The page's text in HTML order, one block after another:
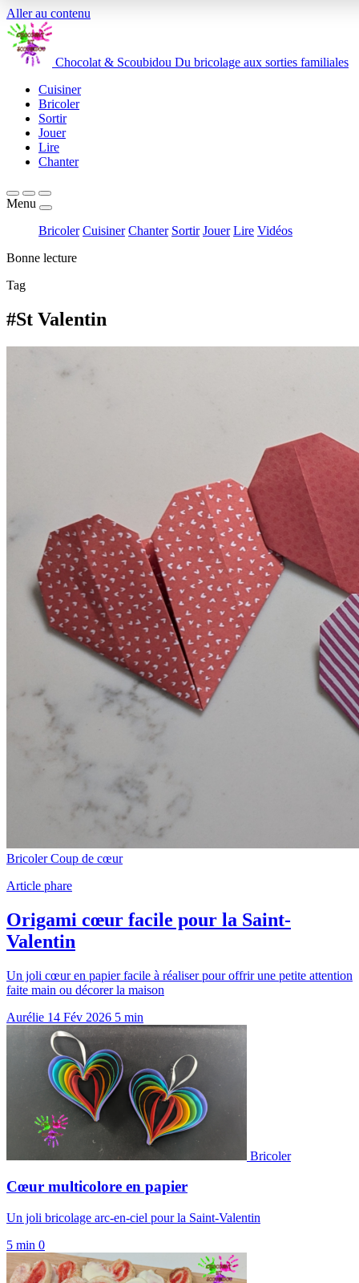
Aller au contenu
Chocolat & Scoubidou Du bricolage aux sorties familiales
Cuisiner
Bricoler
Sortir
Jouer
Lire
Chanter
Menu
Bricoler Cuisiner Chanter Sortir Jouer Lire Vidéos
Bonne lecture
Tag
#St Valentin
Bricoler Coup de cœur
Article phare
Origami cœur facile pour la Saint-
Valentin
Un joli cœur en papier facile à réaliser pour offrir une petite attention
faite main ou décorer la maison
Aurélie 14 Fév 2026 5 min
Bricoler
Cœur multicolore en papier
Un joli bricolage arc-en-ciel pour la Saint-Valentin
5 min 0